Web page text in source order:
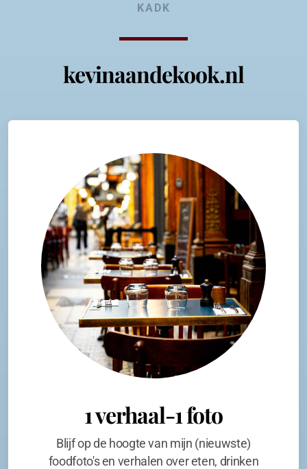
KADK
kevinaandekook.nl
1 verhaal-1 foto
Blijf op de hoogte van mijn (nieuwste)
foodfoto's en verhalen over eten, drinken